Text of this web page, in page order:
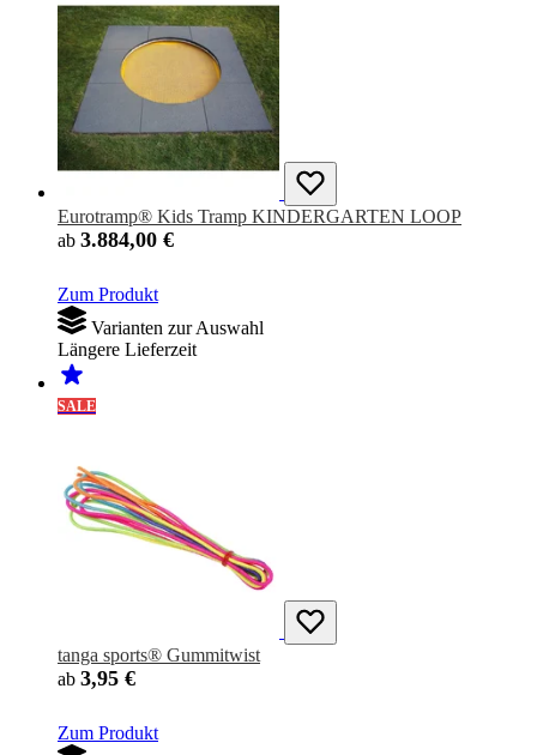
Eurotramp® Kids Tramp KINDERGARTEN LOOP
ab 3.884,00 €
Zum Produkt
Varianten zur Auswahl
Längere Lieferzeit
SALE
tanga sports® Gummitwist
ab 3,95 €
Zum Produkt